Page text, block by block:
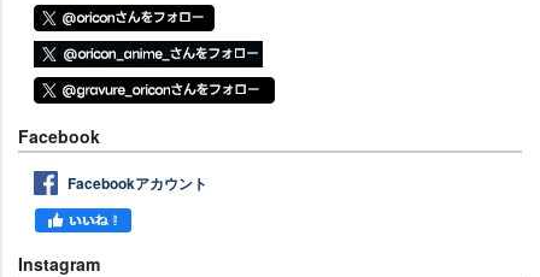
Facebook
Facebookアカウント
Instagram